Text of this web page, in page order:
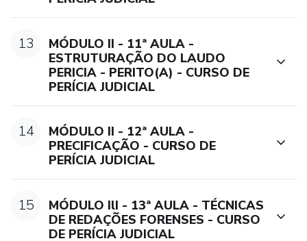
13
MÓDULO II - 11ª AULA -
ESTRUTURAÇÃO DO LAUDO
PERICIA - PERITO(A) - CURSO DE
PERÍCIA JUDICIAL
14
MÓDULO II - 12ª AULA -
PRECIFICAÇÃO - CURSO DE
PERÍCIA JUDICIAL
15
MÓDULO IlI - 13ª AULA - TÉCNICAS
DE REDAÇÕES FORENSES - CURSO
DE PERÍCIA JUDICIAL